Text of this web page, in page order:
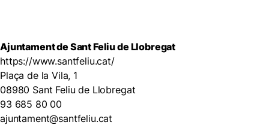
Ajuntament de Sant Feliu de Llobregat
https://www.santfeliu.cat/
Plaça de la Vila, 1
08980 Sant Feliu de Llobregat
93 685 80 00
ajuntament@santfeliu.cat